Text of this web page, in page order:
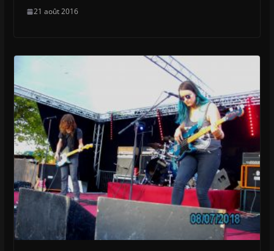
21 août 2016